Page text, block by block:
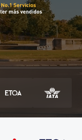
Show dropdown